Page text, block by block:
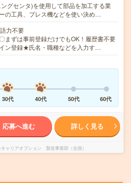
グセンタ)を使用して部品を加工する業
の工具、プレス機などを使い決め…
力不要
まずは事前登録だけでもOK！履歴書不要
ン登録★氏名・職種などを入力す…
30代 40代 50代 60代
応募へ進む 詳しく見る
ャリアオプション 製造事業部（全国）